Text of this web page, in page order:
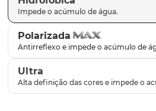
Polarizada
Ultra